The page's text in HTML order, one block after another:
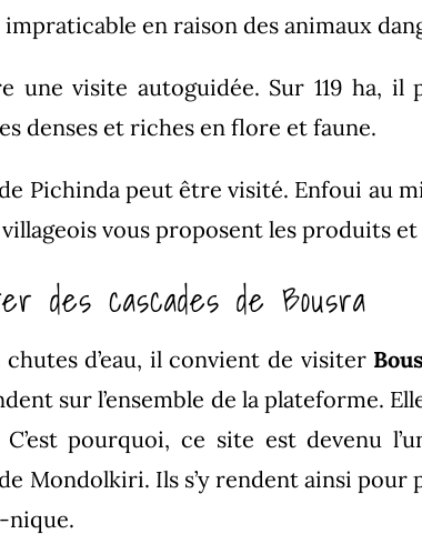
en raison des animaux
une visite autoguidée. Sur 119 ha,
denses et riches en flore et faune.
Pichinda peut être visité. Enfoui au
vous proposent les produits et
des cascades de Bousra
d’eau, il convient de visiter
sur l’ensemble de la plateforme.
pourquoi, ce site est devenu
Mondolkiri. Ils s’y rendent ainsi
nique.